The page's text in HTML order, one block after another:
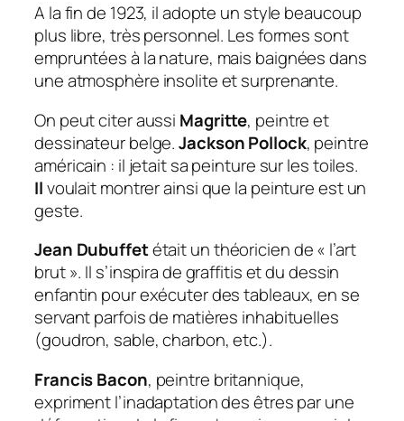
A la fin de 1923, il adopte un style beaucoup
plus libre, très personnel. Les formes sont
empruntées à la nature, mais baignées dans
une atmosphère insolite et surprenante.
On peut citer aussi Magritte, peintre et
dessinateur belge.Jackson Pollock, peintre
américain : il jetait sa peinture sur les toiles.
Ilvoulait montrer ainsi que la peinture est un
geste.
Jean Dubuffetétait un théoricien de « l’art
brut ». Il s’inspira de graffitis et du dessin
enfantin pour exécuter des tableaux, en se
servant parfois de matières inhabituelles
(goudron, sable, charbon, etc.).
Francis Bacon, peintre britannique,
expriment l’inadaptation des êtres par une